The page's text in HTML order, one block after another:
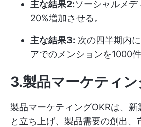
主な結果2:ソーシャルメ
20%増加させる。
主な結果3: 次の四半期内
アでのメンションを1000
3.製品マーケティ
製品マーケティングOKRは、
と立ち上げ、製品需要の創出、